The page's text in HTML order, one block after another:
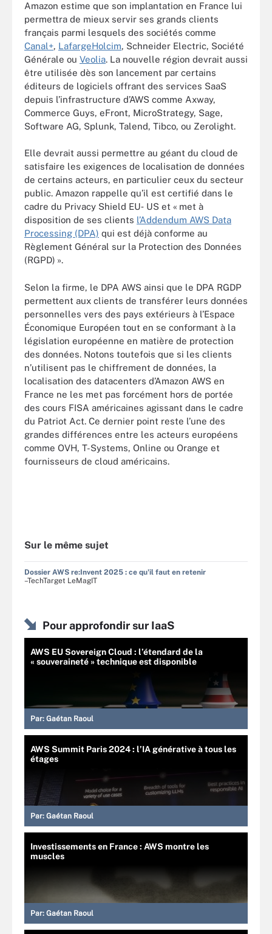
Amazon estime que son implantation en France lui
permettra de mieux servir ses grands clients
français parmi lesquels des sociétés comme
Canal+, LafargeHolcim, Schneider Electric, Société
Générale ou Veolia. La nouvelle région devrait aussi
être utilisée dès son lancement par certains
éditeurs de logiciels offrant des services SaaS
depuis l’infrastructure d’AWS comme Axway,
Commerce Guys, eFront, MicroStrategy, Sage,
Software AG, Splunk, Talend, Tibco, ou Zerolight.
Elle devrait aussi permettre au géant du cloud de
satisfaire les exigences de localisation de données
de certains acteurs, en particulier ceux du secteur
public. Amazon rappelle qu’il est certifié dans le
cadre du Privacy Shield EU‐ US et « met à
disposition de ses clients l’Addendum AWS Data
Processing (DPA) qui est déjà conforme au
Règlement Général sur la Protection des Données
(RGPD) ».
Selon la firme, le DPA AWS ainsi que le DPA RGDP
permettent aux clients de transférer leurs données
personnelles vers des pays extérieurs à l’Espace
Économique Européen tout en se conformant à la
législation européenne en matière de protection
des données. Notons toutefois que si les clients
n’utilisent pas le chiffrement de données, la
localisation des datacenters d’Amazon AWS en
France ne les met pas forcément hors de portée
des cours FISA américaines agissant dans le cadre
du Patriot Act. Ce dernier point reste l’une des
grandes différences entre les acteurs européens
comme OVH, T-Systems, Online ou Orange et
fournisseurs de cloud américains.
Sur le même sujet
Dossier AWS re:Invent 2025 : ce qu'il faut en retenir
–TechTarget LeMagIT
Pour approfondir sur IaaS
AWS EU Sovereign Cloud : l’étendard de la
« souveraineté » technique est disponible
Par: Gaétan Raoul
AWS Summit Paris 2024 : l’IA générative à tous les
étages
Par: Gaétan Raoul
Investissements en France : AWS montre les
muscles
Par: Gaétan Raoul